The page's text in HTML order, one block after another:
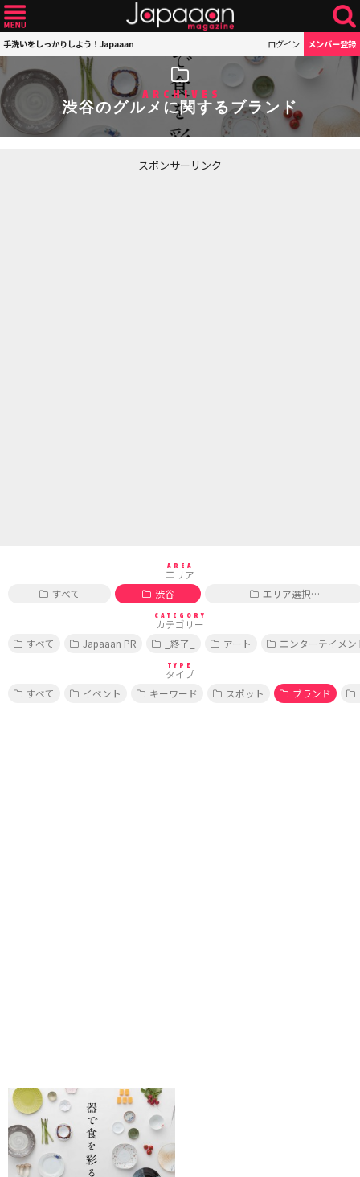
手洗いをしっかりしよう！Japaaan ログイン メンバー登録
ARCHIVES
渋谷のグルメに関するブランド
スポンサーリンク
AREA
エリア
すべて
渋谷 エリア選択…
CATEGORY
カテゴリー
すべて
Japaaan PR _終了_ アート エンターテイメン
TYPE
タイプ
すべて
イベント キーワード スポット ブランド